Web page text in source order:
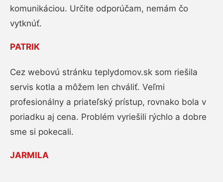
komunikáciou. Určite odporúčam, nemám čo
vytknúť.
PATRIK
Cez webovú stránku teplydomov.sk som riešila
servis kotla a môžem len chváliť. Veľmi
profesionálny a priateľský prístup, rovnako bola v
poriadku aj cena. Problém vyriešili rýchlo a dobre
sme si pokecali.
JARMILA